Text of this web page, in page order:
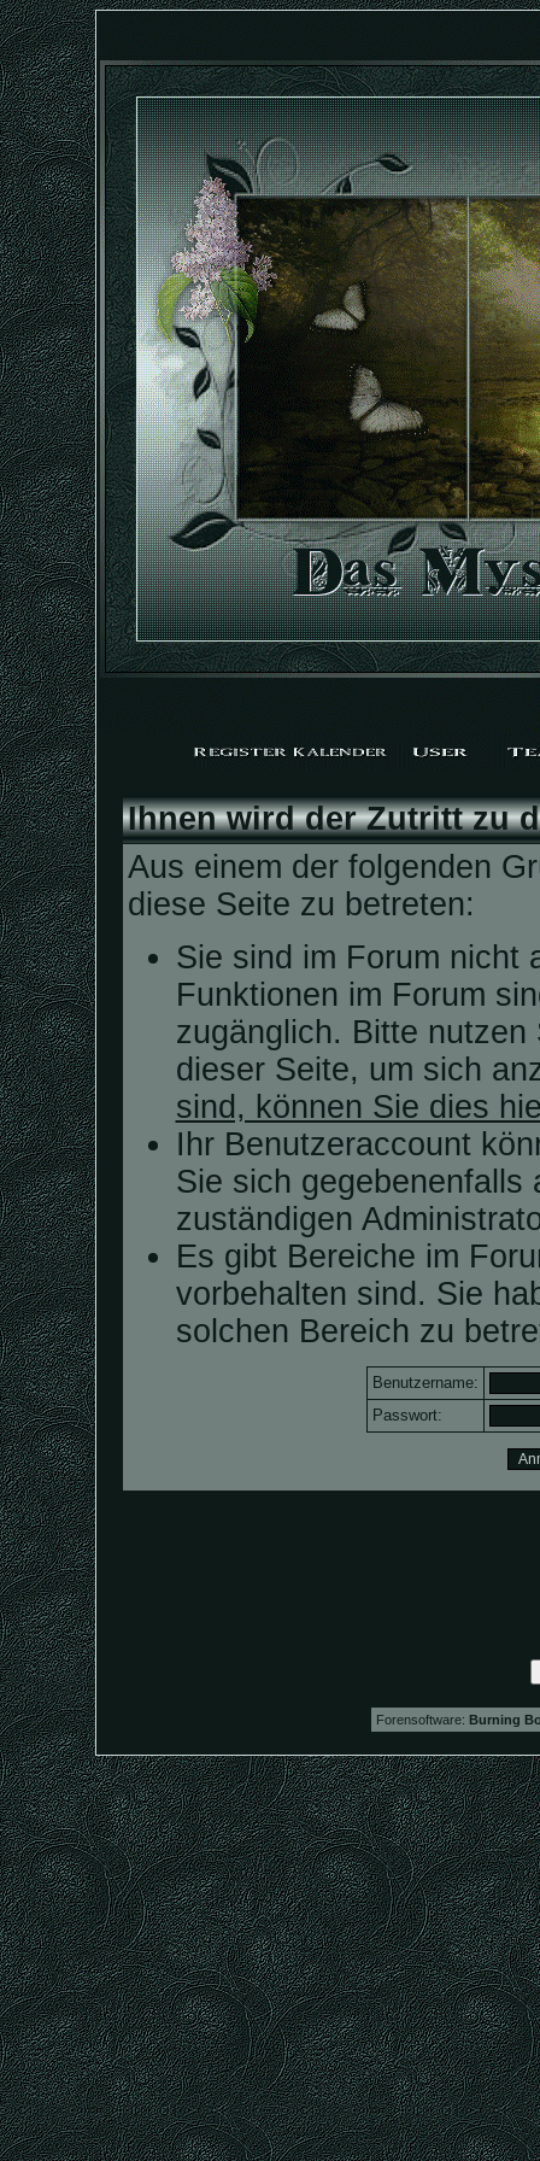
Ihnen wird der Zutritt zu
Aus einem der folgenden
diese Seite zu betreten:
Sie sind im Forum nicht
Funktionen im Forum
zugänglich. Bitte
dieser Seite, um sich
sind, können Sie dies
Ihr Benutzeraccount
Sie sich gegebenenfalls
zuständigen
Es gibt Bereiche im
vorbehalten sind. Sie
solchen Bereich zu
Benutzername:
Passwort:
Forensoftware: Burning